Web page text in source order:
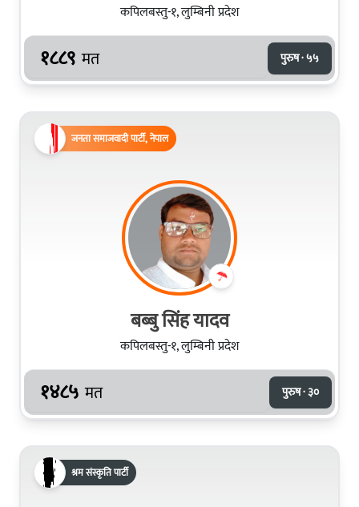
कपिलबस्तु-१, लुम्बिनी प्रदेश
१८८९ मत पुरुष · ५५
जनता समाजवादी पार्टी, नेपाल
बब्बु सिंह यादव
कपिलबस्तु-१, लुम्बिनी प्रदेश
१४८५ मत पुरुष · ३०
श्रम संस्कृति पार्टी